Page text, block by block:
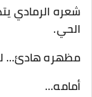
شعره الرمادي
الحي.
مظهره هادئ…
أمامه…